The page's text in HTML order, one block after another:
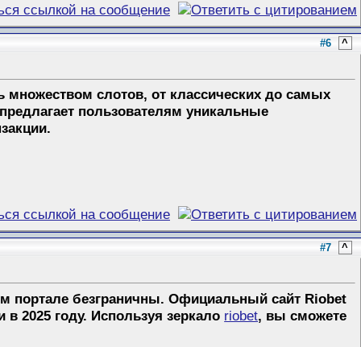
#6 ^
слотов, от классических до самых
предлагает пользователям уникальные
#7 ^
портале безграничны. Официальный сайт Riobet
2025 году. Используя зеркало riobet, вы сможете